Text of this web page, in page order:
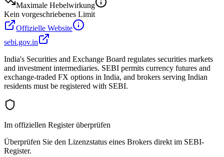
Maximale Hebelwirkung
Kein vorgeschriebenes Limit
Offizielle Website
sebi.gov.in
India's Securities and Exchange Board regulates securities markets
and investment intermediaries. SEBI permits currency futures and
exchange-traded FX options in India, and brokers serving Indian
residents must be registered with SEBI.
Im offiziellen Register überprüfen
Überprüfen Sie den Lizenzstatus eines Brokers direkt im SEBI-
Register.